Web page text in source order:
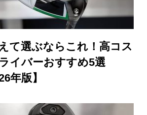
て選ぶならこれ！高コス
イバーおすすめ5選
年版】